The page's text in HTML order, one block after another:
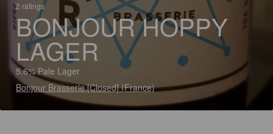
2 ratings
BONJOUR HOPPY
LAGER
5.6% Pale Lager
Bonjour Brasserie [Closed] (France)